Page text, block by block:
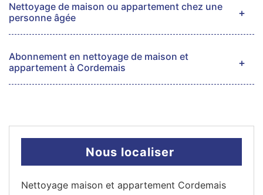
Nettoyage de maison ou appartement chez une
personne âgée
Abonnement en nettoyage de maison et
appartement à Cordemais
Nous localiser
Nettoyage maison et appartement Cordemais